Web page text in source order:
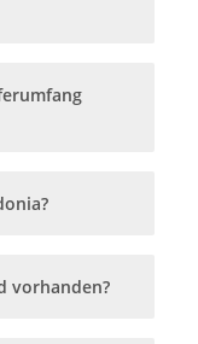
vorhanden?